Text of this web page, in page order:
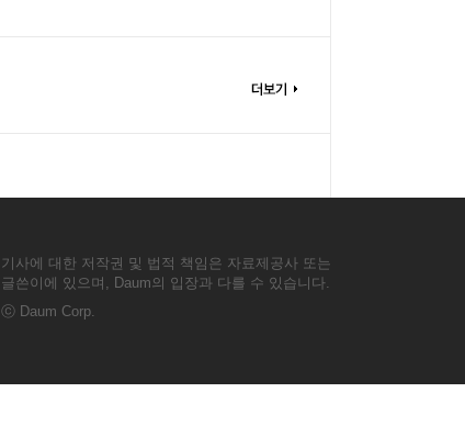
기사에 대한 저작권 및 법적 책임은 자료제공사 또는
글쓴이에 있으며, Daum의 입장과 다를 수 있습니다.
ⓒ Daum Corp.